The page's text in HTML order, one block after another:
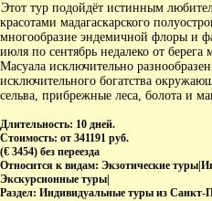
Этот тур подойдёт истинным
красотами мадагаскарского
многообразие эндемичной флоры и
июля по сентябрь недалеко от
Масуала исключительно
исключительного богатства
сельва, прибрежные леса, болота и
Длительность: 10 дней.
Стоимость: от 341191 руб.
(€ 3454) без переезда
Относится к видам: Экзотические
Экскурсионные туры|
Раздел: Индивидуальные туры из Санкт-